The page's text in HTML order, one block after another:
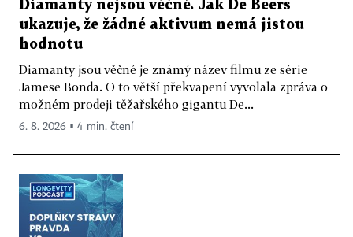
Diamanty nejsou věčné. Jak De Beers
ukazuje, že žádné aktivum nemá jistou
hodnotu
Diamanty jsou věčné je známý název filmu ze série
Jamese Bonda. O to větší překvapení vyvolala zpráva o
možném prodeji těžařského gigantu De...
6. 8. 2026 ▪ 4 min. čtení